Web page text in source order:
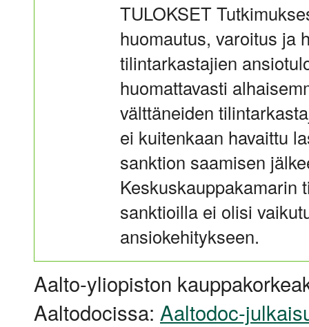
TULOKSET
huomautus, varoitus ja
tilintarkastajien
huomattavasti
välttäneiden
ei kuitenkaan havaittu
sanktion saamisen
Keskuskauppakamarin
sanktioilla ei olisi
ansiokehitykseen.
Aalto-yliopiston
Aaltodocissa: Aaltodoc-